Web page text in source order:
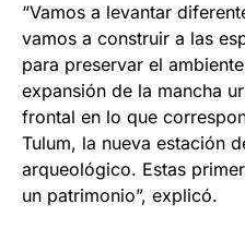
“Vamos a levantar
vamos a construir a las
para preservar el
expansión de la mancha
frontal en lo que
Tulum, la nueva estación
arqueológico. Estas
un patrimonio”, explicó.